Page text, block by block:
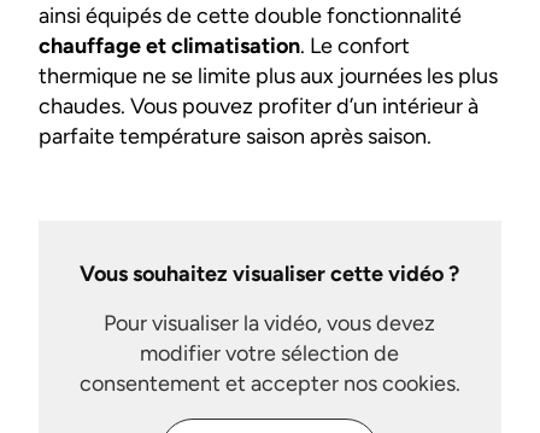
ainsi équipés de cette double fonctionnalité
chauffage et climatisation. Le confort
thermique ne se limite plus aux journées les plus
chaudes. Vous pouvez profiter d’un intérieur à
parfaite température saison après saison.
Vous souhaitez visualiser cette vidéo ?
Pour visualiser la vidéo, vous devez
modifier votre sélection de
consentement et accepter nos cookies.